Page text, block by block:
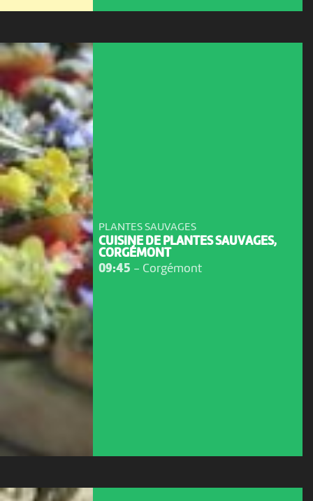
PLANTES SAUVAGES
CUISINE DE PLANTES SAUVAGES,
CORGÉMONT
09:45 - Corgémont